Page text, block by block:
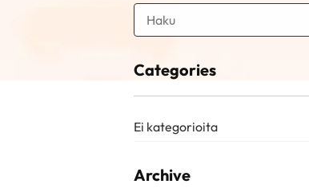
Categories
Ei kategorioita
Archive